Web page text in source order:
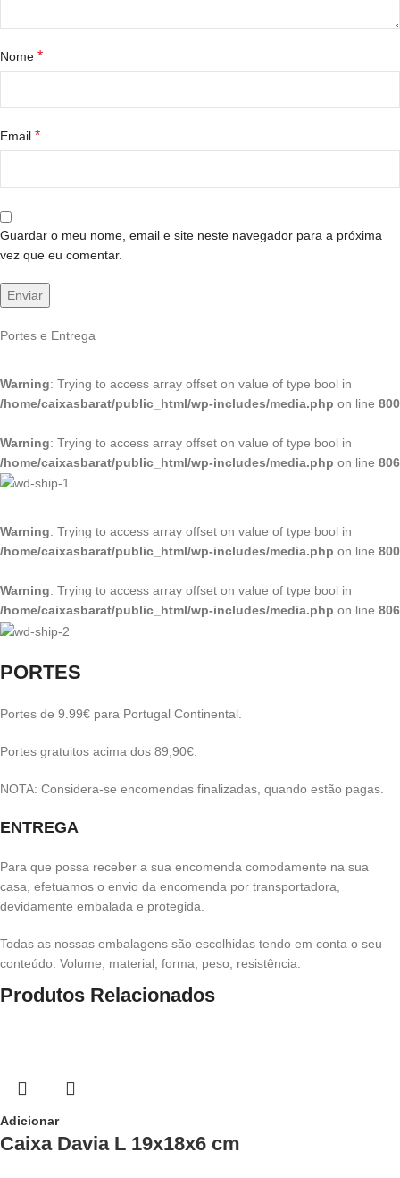
Nome *
Email *
Guardar o meu nome, email e site neste navegador para a próxima
vez que eu comentar.
Portes e Entrega
Warning: Trying to access array offset on value of type bool in
/home/caixasbarat/public_html/wp-includes/media.php on line 800
Warning: Trying to access array offset on value of type bool in
/home/caixasbarat/public_html/wp-includes/media.php on line 806
Warning: Trying to access array offset on value of type bool in
/home/caixasbarat/public_html/wp-includes/media.php on line 800
Warning: Trying to access array offset on value of type bool in
/home/caixasbarat/public_html/wp-includes/media.php on line 806
PORTES
Portes de 9.99€ para Portugal Continental.
Portes gratuitos acima dos 89,90€.
NOTA: Considera-se encomendas finalizadas, quando estão pagas.
ENTREGA
Para que possa receber a sua encomenda comodamente na sua
casa, efetuamos o envio da encomenda por transportadora,
devidamente embalada e protegida.
Todas as nossas embalagens são escolhidas tendo em conta o seu
conteúdo: Volume, material, forma, peso, resistência.
Produtos Relacionados
Adicionar
Caixa Davia L 19x18x6 cm